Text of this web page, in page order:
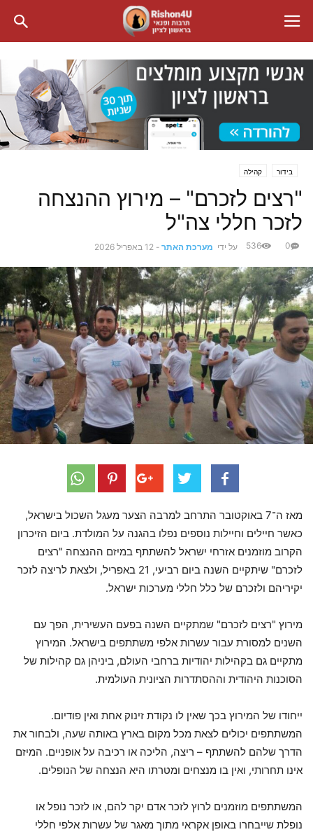
בידור קהילה
"רצים לזכרם" – מירוץ ההנצחה
לזכר חללי צה"ל
על ידי מערכת האתר - 12 באפריל 2026 0
536
מאז ה־7 באוקטובר התרחב למרבה הצער מעגל השכול בישראל,
כאשר חיילים וחיילות נוספים נפלו בהגנה על המולדת. ביום הזיכרון
הקרוב מוזמנים אזרחי ישראל להשתתף במיזם ההנצחה "רצים
לזכרם" שיתקיים השנה ביום רביעי, 21 באפריל, ולצאת לריצה לזכר
יקיריהם ולזכרם של כלל חללי מערכות ישראל.
מירוץ "רצים לזכרם" שמתקיים השנה בפעם העשירית, הפך עם
השנים למסורת עבור עשרות אלפי משתתפים בישראל. המירוץ
מתקיים גם בקהילות יהודיות ברחבי העולם, ביניהן גם קהילות של
הסוכנות היהודית וההסתדרות הציונית העולמית.
ייחודו של המירוץ בכך שאין לו נקודת זינוק אחת ואין פודיום.
המשתתפים יכולים לצאת מכל מקום בארץ באותה שעה, ולבחור את
הדרך שלהם להשתתף – ריצה, הליכה או רכיבה על אופניים. המיזם
אינו תחרותי, ואין בו מנצחים ומטרתו היא הנצחה של הנופלים.
המשתתפים מוזמנים לרוץ לזכר אדם יקר להם, או לזכר נופל או
נופלת שייבחרו באופן אקראי מתוך מאגר של עשרות אלפי חללי